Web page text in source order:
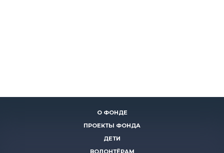
О ФОНДЕ
ПРОЕКТЫ ФОНДА
ДЕТИ
ВОЛОНТЁРАМ